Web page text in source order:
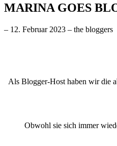
MARINA GOES
– 12. Februar 2023 – the bloggers
Als Blogger-Host haben wir die
Obwohl sie sich immer